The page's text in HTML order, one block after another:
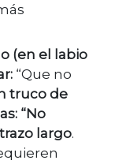
(en el labio
“Que no
truco de
“No
largo.